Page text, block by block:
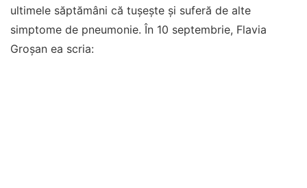
ultimele săptămâni că tușește și suferă de alte
simptome de pneumonie. În 10 septembrie, Flavia
Groşan ea scria: